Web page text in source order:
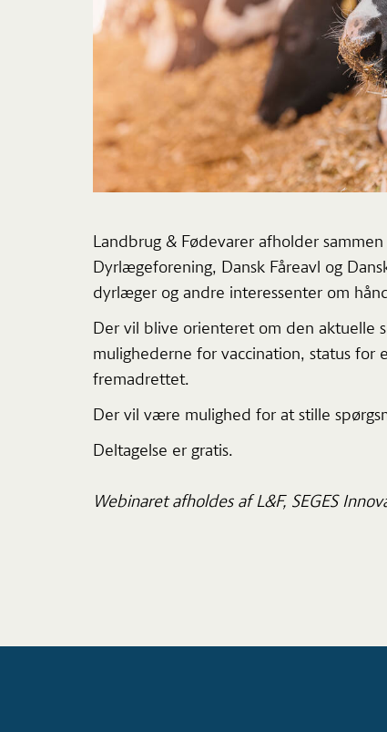
Landbrug & Fødevarer afholder
Dyrlægeforening, Dansk Fåreavl og
dyrlæger og andre interessenter om
Der vil blive orienteret om den aktuelle
mulighederne for vaccination, status for
fremadrettet.
Der vil være mulighed for at stille
Deltagelse er gratis.
Webinaret afholdes af L&F, SEGES